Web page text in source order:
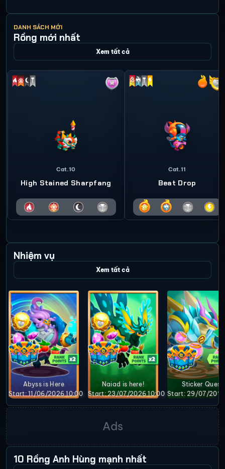
DANH SÁCH MỚI
Rồng mới nhất
Xem tất cả
Cat.10
High Stained Sharpfang
Cat.11
Beat Drop
Nhiệm vụ
Xem tất cả
Abyss is Here
Start: 11/06/2026 10:00
Naiad is here!
Start: 23/07/2026 10:00
Sticker Quest
Start: 29/07/
10 Rồng Anh Hùng mạnh nhất